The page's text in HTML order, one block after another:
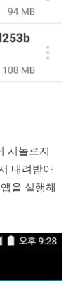
시놀로지
내려받아
을 실행해